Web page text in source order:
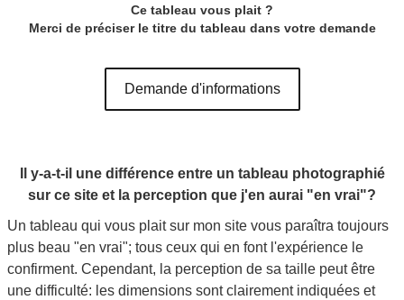
Ce tableau vous plait ?
Merci de préciser le titre du tableau dans votre demande
Demande d'informations
Il y-a-t-il une différence entre un tableau photographié
sur ce site et la perception que j'en aurai "en vrai"?
Un tableau qui vous plait sur mon site vous paraîtra toujours
plus beau "en vrai"; tous ceux qui en font l'expérience le
confirment. Cependant, la perception de sa taille peut être
une difficulté: les dimensions sont clairement indiquées et